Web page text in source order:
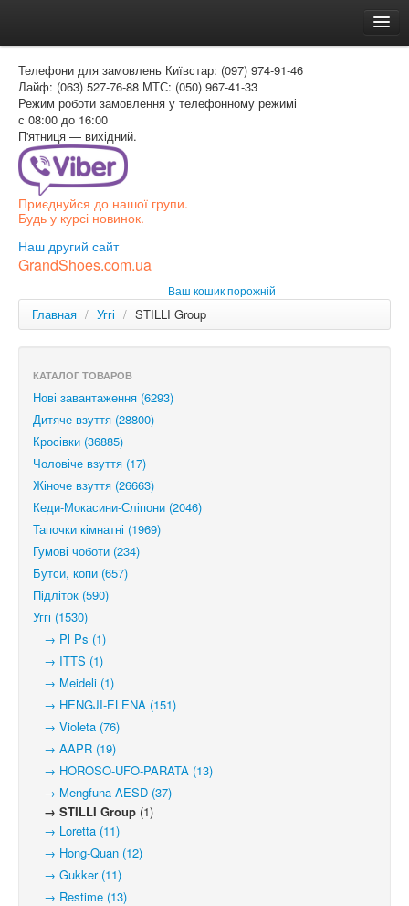
Доставка и оплата
Как заказать
Контакти
Таблиця розмірів
Вхід для покупця
РОС
Телефони для замовлень Київстар: (097) 974-91-46
Лайф: (063) 527-76-88 МТС: (050) 967-41-33
Режим роботи замовлення у телефонному режимі
с 08:00 до 16:00
П'ятниця — вихідний.
Приєднуйся до нашої групи.
Будь у курсі новинок.
Наш другий сайт
GrandShoes.com.ua
Ваш кошик порожній
Главная / Уггі / STILLI Group
КАТАЛОГ ТОВАРОВ
Нові завантаження (6293)
Дитяче взуття (28800)
Кросівки (36885)
Чоловіче взуття (17)
Жіноче взуття (26663)
Кеди-Мокасини-Сліпони (2046)
Тапочки кімнатні (1969)
Гумові чоботи (234)
Бутси, копи (657)
Підліток (590)
Уггі (1530)
→ Pl Ps (1)
→ ITTS (1)
→ Meideli (1)
→ HENGJI-ELENA (151)
→ Violeta (76)
→ AAPR (19)
→ HOROSO-UFO-PARATA (13)
→ Mengfuna-AESD (37)
→ STILLI Group (1)
→ Loretta (11)
→ Hong-Quan (12)
→ Gukker (11)
→ Restime (13)